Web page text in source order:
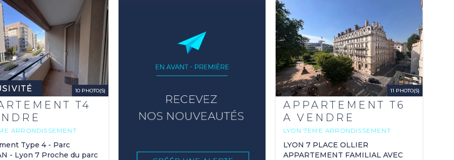
10 PHOTO(S)
T4
ARRONDISSEMENT
M 2
Type 4 - Parc
- Lyon 7 Proche du parc
11 PHOTO(S)
APPARTEMENT T6
A VENDRE
LYON 7EME ARRONDISSEMENT
201.14 M 2
LYON 7 PLACE OLLIER
APPARTEMENT FAMILIAL AVEC